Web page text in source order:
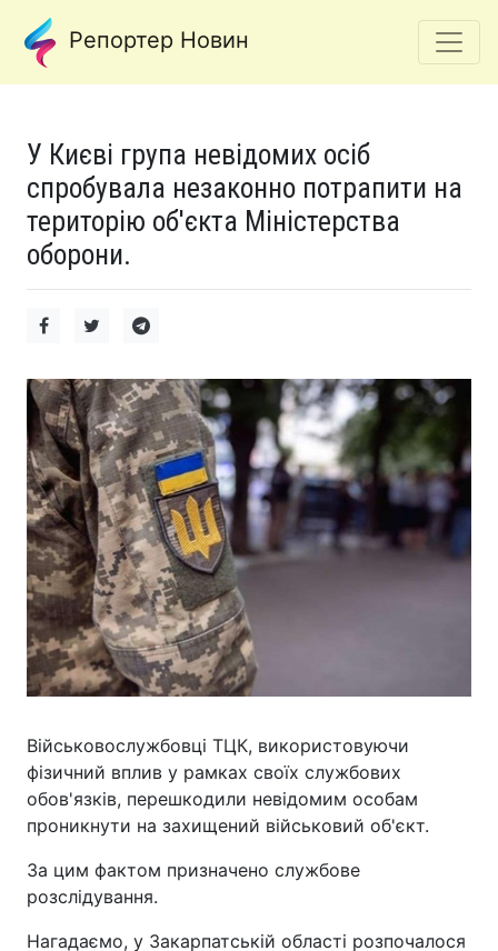
Репортер Новин
У Києві група невідомих осіб
спробувала незаконно потрапити на
територію об'єкта Міністерства
оборони.
Військовослужбовці ТЦК, використовуючи
фізичний вплив у рамках своїх службових
обов'язків, перешкодили невідомим особам
проникнути на захищений військовий об'єкт.
За цим фактом призначено службове
розслідування.
Нагадаємо, у Закарпатській області розпочалося